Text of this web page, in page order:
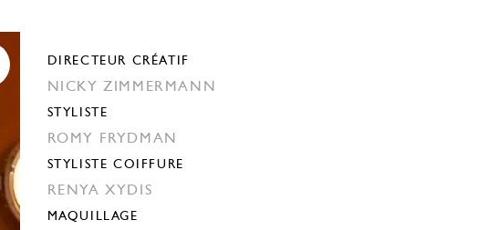
DIRECTEUR CRÉATIF
NICKY ZIMMERMANN
STYLISTE
ROMY FRYDMAN
STYLISTE COIFFURE
RENYA XYDIS
MAQUILLAGE